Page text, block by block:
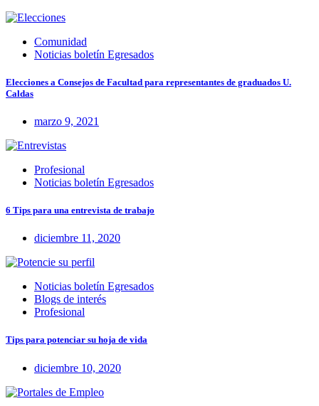
Comunidad
Noticias boletín Egresados
Elecciones a Consejos de Facultad para representantes de graduados U.
Caldas
marzo 9, 2021
Profesional
Noticias boletín Egresados
6 Tips para una entrevista de trabajo
diciembre 11, 2020
Noticias boletín Egresados
Blogs de interés
Profesional
Tips para potenciar su hoja de vida
diciembre 10, 2020